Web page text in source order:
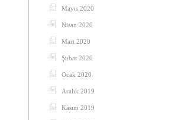
Mayıs 2020
Nisan 2020
Mart 2020
Şubat 2020
Ocak 2020
Aralık 2019
Kasım 2019